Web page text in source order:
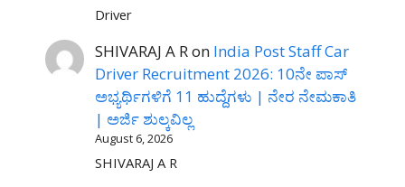
Driver
SHIVARAJ A Ron India Post Staff Car
Driver Recruitment 2026: 10ನೇ ಪಾಸ್
ಅಭ್ಯರ್ಥಿಗಳಿಗೆ 11 ಹುದ್ದೆಗಳು | ನೇರ ನೇಮಕಾತಿ
| ಅರ್ಜಿ ಶುಲ್ಕವಿಲ್ಲ
August 6, 2026
SHIVARAJ A R